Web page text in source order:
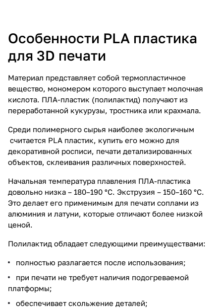
Особенности PLA пластика
для 3D печати
Материал представляет собой термопластичное
вещество, мономером которого выступает молочная
кислота. ПЛА-пластик (полилактид) получают из
переработанной кукурузы, тростника или крахмала.
Среди полимерного сырья наиболее экологичным
считается PLA пластик, купить его можно для
декоративной росписи, печати детализированных
объектов, склеивания различных поверхностей.
Начальная температура плавления ПЛА-пластика
довольно низка – 180–190 °C. Экструзия – 150–160 °C.
Это делает его применимым для печати соплами из
алюминия и латуни, которые отличают более низкой
ценой.
Полилактид обладает следующими преимуществами:
полностью разлагается после использования;
при печати не требует наличия подогреваемой
платформы;
обеспечивает скольжение деталей;